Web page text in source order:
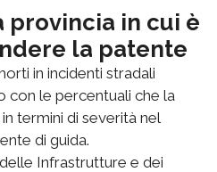
provincia in cui è
la patente
in incidenti stradali
con le percentuali che la
termini di severità nel
di guida.
Infrastrutture e dei